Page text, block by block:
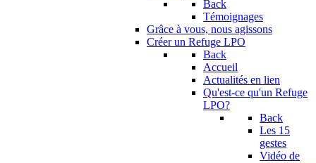
Back
Témoignages
Grâce à vous, nous agissons
Créer un Refuge LPO
Back
Accueil
Actualités en lien
Qu'est-ce qu'un Refuge
LPO?
Back
Les 15
gestes
Vidéo de